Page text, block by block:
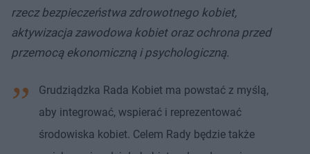
rzecz bezpieczeństwa zdrowotnego kobiet,
aktywizacja zawodowa kobiet oraz ochrona przed
przemocą ekonomiczną i psychologiczną.
Grudziądzka Rada Kobiet ma powstać z myślą,
aby integrować, wspierać i reprezentować
środowiska kobiet. Celem Rady będzie także